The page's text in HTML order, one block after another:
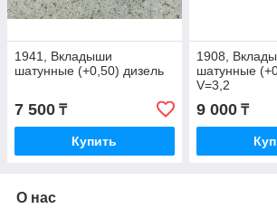
1941, Вкладыши
шатунные (+0,50) дизель
7 500 ₸
Купить
1908,
шатунные
V=3,2
9 000₸
О нас